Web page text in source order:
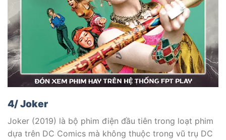
4/ Joker
Joker (2019) là bộ phim điện đầu tiên trong loạt phim
dựa trên DC Comics mà không thuộc trong vũ trụ DC